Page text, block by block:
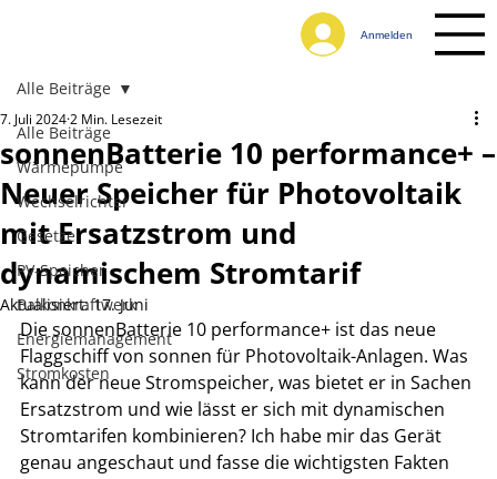
Anmelden
Alle Beiträge
Wärmepumpe
Wechselrichter
Gesetze
PV-Speicher
Balkonkraftwerk
Energiemanagement
Stromkosten
Alle Beiträge
sonnenBatterie 10 performance+ –
Neuer Speicher für Photovoltaik
mit Ersatzstrom und
dynamischem Stromtarif
7. Juli 20242 Min. Lesezeit
Aktualisiert:17. Juni
Die sonnenBatterie 10 performance+ ist das neue
Flaggschiff von sonnen für Photovoltaik-Anlagen. Was
kann der neue Stromspeicher, was bietet er in Sachen
Ersatzstrom und wie lässt er sich mit dynamischen
Stromtarifen kombinieren? Ich habe mir das Gerät
genau angeschaut und fasse die wichtigsten Fakten